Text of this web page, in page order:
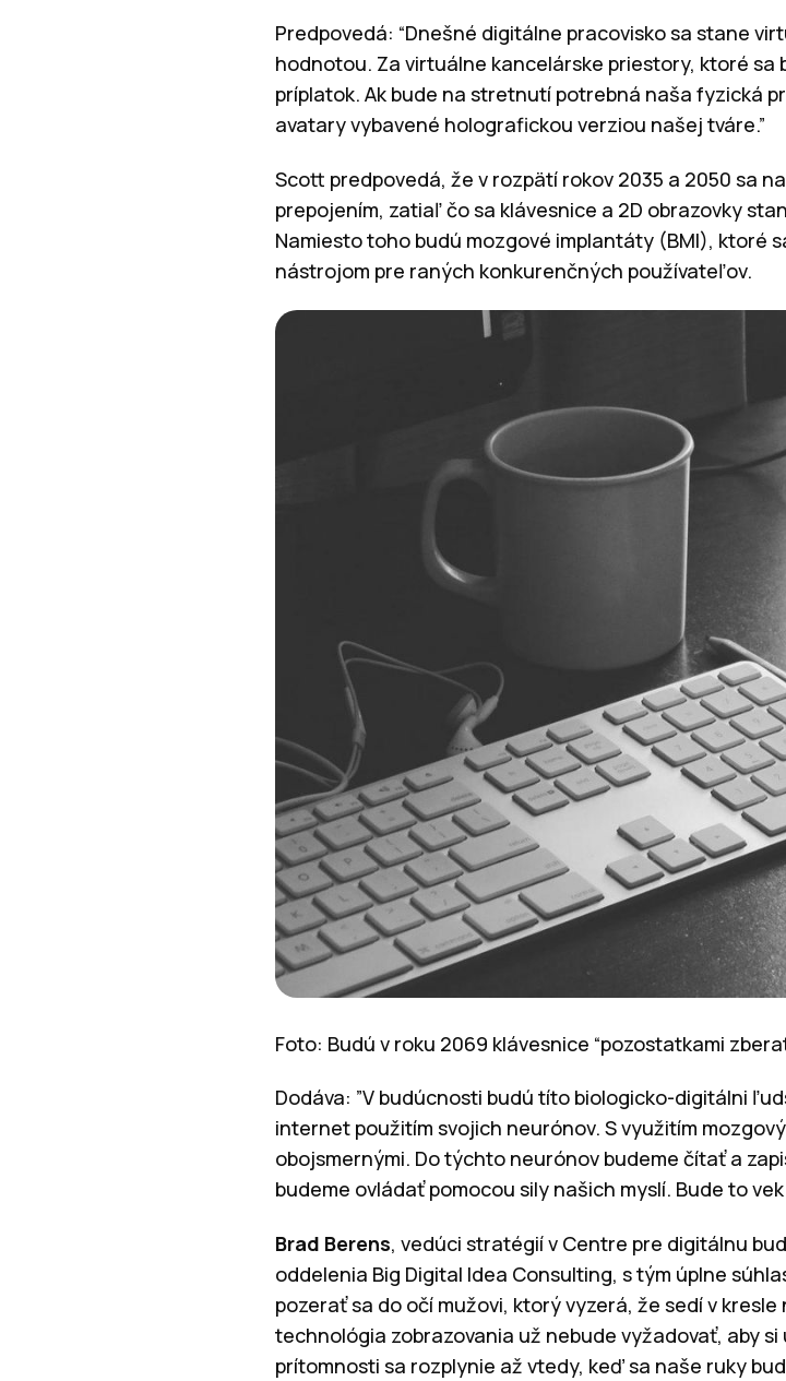
Predpovedá: “Dnešné digitálne pracovisko sa stane
hodnotou. Za virtuálne kancelárske priestory, ktoré
príplatok. Ak bude na stretnutí potrebná naša fyzická
avatary vybavené holografickou verziou našej tváre.”
Scott predpovedá, že v rozpätí rokov 2035 a 2050 sa
prepojením, zatiaľ čo sa klávesnice a 2D obrazovky
Namiesto toho budú mozgové implantáty (BMI), ktoré
nástrojom pre raných konkurenčných používateľov.
Foto: Budú v roku 2069 klávesnice “pozostatkami
Dodáva: ”V budúcnosti budú títo biologicko-digitálni
internet použitím svojich neurónov. S využitím
obojsmernými. Do týchto neurónov budeme čítať a
budeme ovládať pomocou sily našich myslí. Bude to
Brad Berens, vedúci stratégií v Centre pre digitálnu
oddelenia Big Digital Idea Consulting, s tým úplne
pozerať sa do očí mužovi, ktorý vyzerá, že sedí v
technológia zobrazovania už nebude vyžadovať, aby
prítomnosti sa rozplynie až vtedy, keď sa naše ruky